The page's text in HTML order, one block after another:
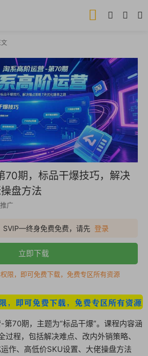
70期，标品干爆技巧，解决
盘方法
推广
SVIP—终身免费免费，请先 登录
立即下载
限，即可免费下载，免费专区所有资源
70期，主题为“标品干爆”。课程内容涵
过程，包括解决难点、改内外销策略、
作、高低价SKU设置、大佬操盘方法